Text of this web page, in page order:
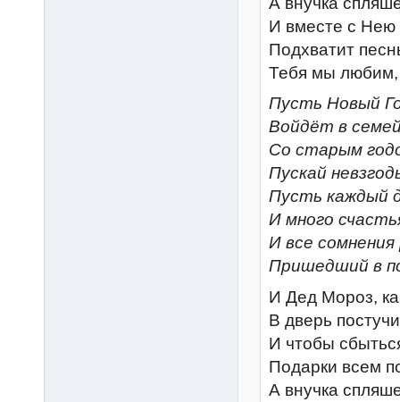
И вместе с Нею
Подхватит
Тебя мы
Пусть Новый
Войдёт в
Со старым
Пускай
Пусть каждый
И много
И все
Пришедший в
И Дед Мороз,
В дверь
И чтобы
Подарки всем
А внучка